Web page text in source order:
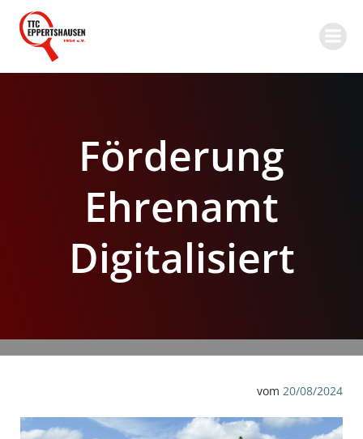
Förderung
Ehrenamt
Digitalisiert
vom 20/08/2024